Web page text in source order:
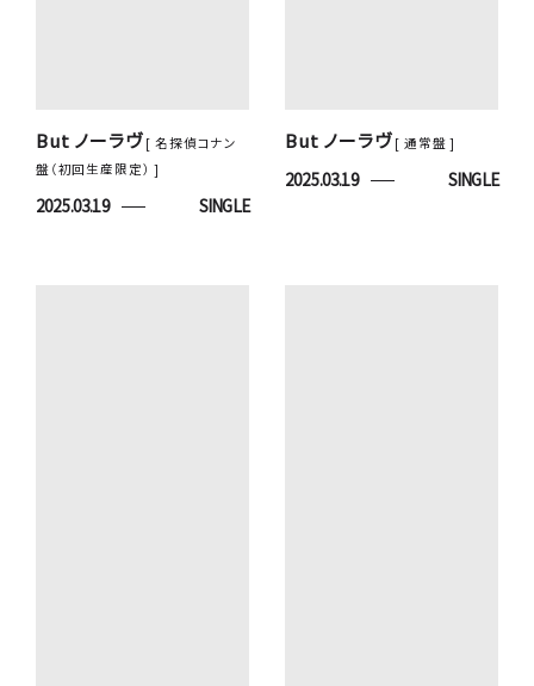
But ノーラヴ [ 名探偵コナン
盤（初回生産限定） ]
2025.03.19 SINGLE
But ノーラヴ [ 通常盤 ]
2025.03.19 SINGLE